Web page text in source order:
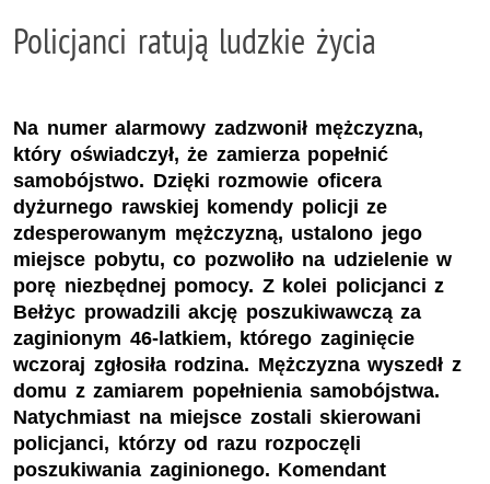
Policjanci ratują ludzkie życia
Na numer alarmowy zadzwonił mężczyzna,
który oświadczył, że zamierza popełnić
samobójstwo. Dzięki rozmowie oficera
dyżurnego rawskiej komendy policji ze
zdesperowanym mężczyzną, ustalono jego
miejsce pobytu, co pozwoliło na udzielenie w
porę niezbędnej pomocy. Z kolei policjanci z
Bełżyc prowadzili akcję poszukiwawczą za
zaginionym 46-latkiem, którego zaginięcie
wczoraj zgłosiła rodzina. Mężczyzna wyszedł z
domu z zamiarem popełnienia samobójstwa.
Natychmiast na miejsce zostali skierowani
policjanci, którzy od razu rozpoczęli
poszukiwania zaginionego. Komendant